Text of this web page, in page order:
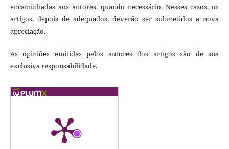
encaminhadas aos autores, quando necessário. Nesses casos, os
artigos, depois de adequados, deverão ser submetidos a nova
apreciação.
As opiniões emitidas pelos autores dos artigos são de sua
exclusiva responsabilidade.